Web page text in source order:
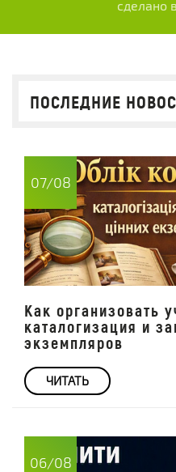
сделано в
ПОСЛЕДНИЕ
07/08
Как организовать
каталогизация и
экземпляров
ЧИТАТЬ
06/08